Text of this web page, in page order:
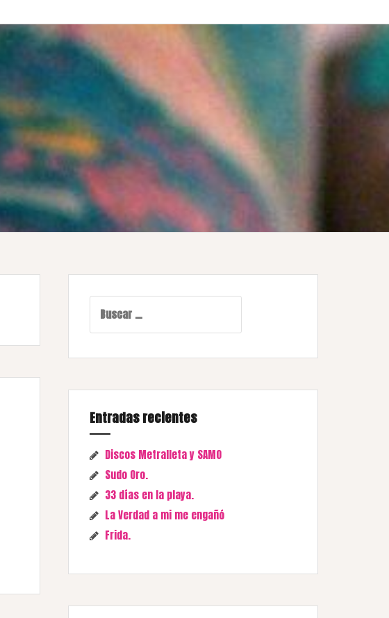
Entradas recientes
Discos Metralleta y SAMO
Sudo Oro.
33 días en la playa.
La Verdad a mi me engañó
Frida.